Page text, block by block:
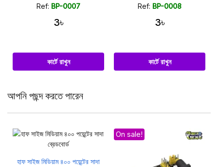
Ref: BP-0007
3৳
কার্টে রাখুন
Ref: BP-0008
3৳
কার্টে রাখুন
আপনি পছন্দ করতে পারেন
হাফ সাইজ মিডিয়াম ৪০০ পয়েন্টের সাদা
On sale!